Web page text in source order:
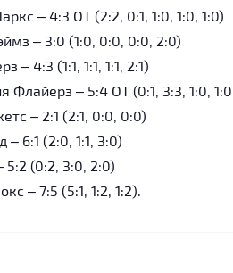
– 4:3 ОТ (2:2, 0:1, 1:0, 1:0, 1:0)
– 3:0 (1:0, 0:0, 0:0, 2:0)
4:3 (1:1, 1:1, 1:1, 2:1)
– 5:4 ОТ (0:1, 3:3, 1:0,
– 2:1 (2:1, 0:0, 0:0)
6:1 (2:0, 1:1, 3:0)
(0:2, 3:0, 2:0)
– 7:5 (5:1, 1:2, 1:2).